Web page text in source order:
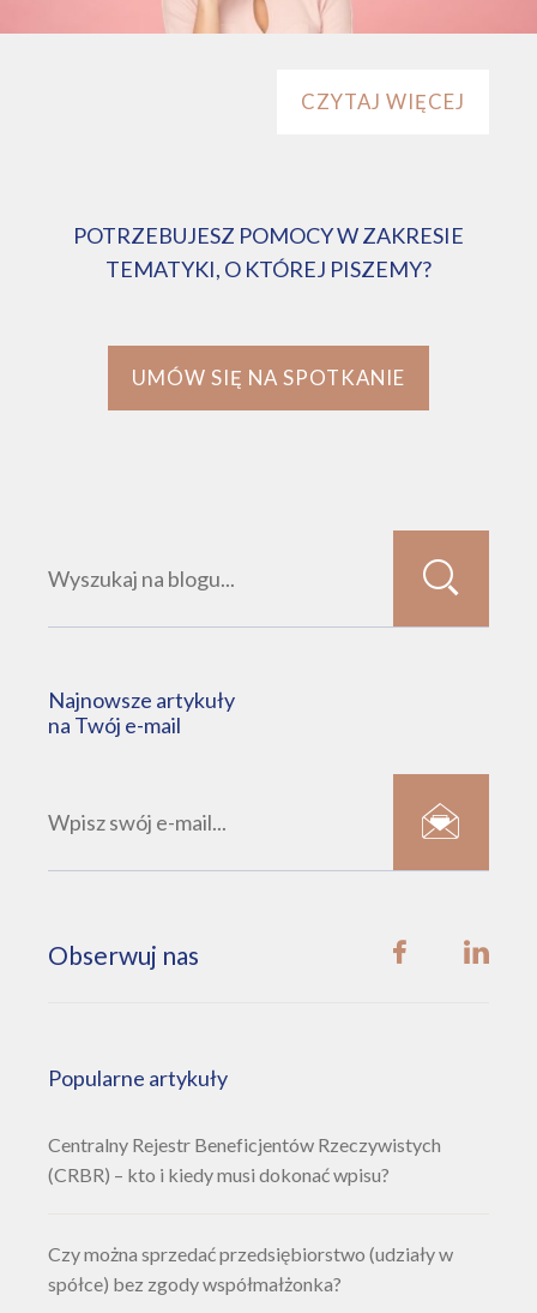
Najnowsze artykuły
na Twój e-mail
Obserwuj nas
Popularne artykuły
Centralny Rejestr Beneficjentów Rzeczywistych
(CRBR) – kto i kiedy musi dokonać wpisu?
Czy można sprzedać przedsiębiorstwo (udziały w
spółce) bez zgody współmałżonka?
CZYTAJ WIĘCEJ
POTRZEBUJESZ POMOCY W ZAKRESIE
TEMATYKI, O KTÓREJ PISZEMY?
UMÓW SIĘ NA SPOTKANIE